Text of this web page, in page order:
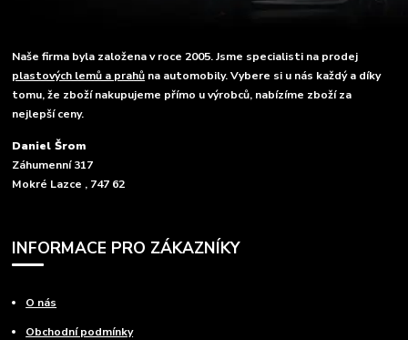
Naše firma byla založena v roce 2005. Jsme specialisti na prodej
plastových lemů a prahů na automobily. Vybere si u nás každý a díky
tomu, že zboží nakupujeme přímo u výrobců, nabízíme zboží za
nejlepší ceny.
Daniel Šrom
Záhumenní 317
Mokré Lazce , 747 62
INFORMACE PRO ZÁKAZNÍKY
O nás
Obchodní podmínky